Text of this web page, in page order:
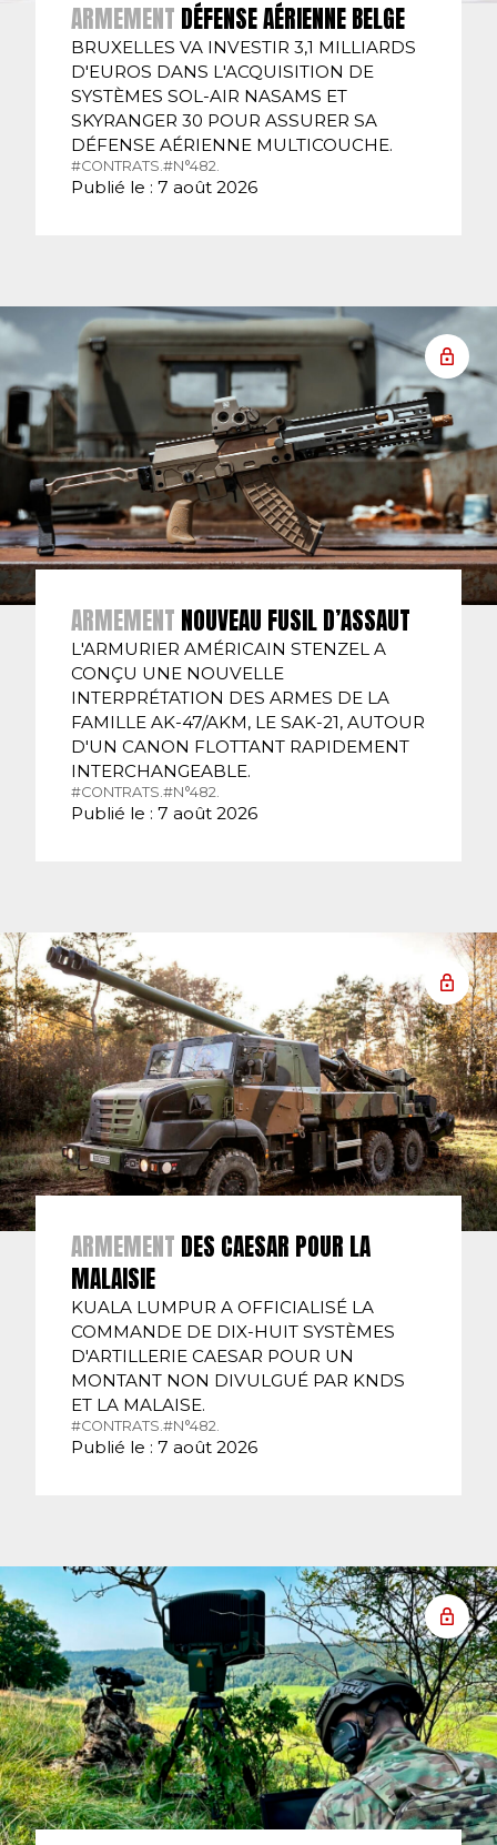
ARMEMENT DÉFENSE AÉRIENNE BELGE
BRUXELLES VA INVESTIR 3,1 MILLIARDS
D'EUROS DANS L'ACQUISITION DE
SYSTÈMES SOL-AIR NASAMS ET
SKYRANGER 30 POUR ASSURER SA
DÉFENSE AÉRIENNE MULTICOUCHE.
#CONTRATS.#N°482.
Publié le : 7 août 2026
ARMEMENT NOUVEAU FUSIL D’ASSAUT
L'ARMURIER AMÉRICAIN STENZEL A
CONÇU UNE NOUVELLE
INTERPRÉTATION DES ARMES DE LA
FAMILLE AK-47/AKM, LE SAK-21, AUTOUR
D'UN CANON FLOTTANT RAPIDEMENT
INTERCHANGEABLE.
#CONTRATS.#N°482.
Publié le : 7 août 2026
ARMEMENT DES CAESAR POUR LA
MALAISIE
KUALA LUMPUR A OFFICIALISÉ LA
COMMANDE DE DIX-HUIT SYSTÈMES
D'ARTILLERIE CAESAR POUR UN
MONTANT NON DIVULGUÉ PAR KNDS
ET LA MALAISE.
#CONTRATS. #N°482.
Publié le : 7 août 2026